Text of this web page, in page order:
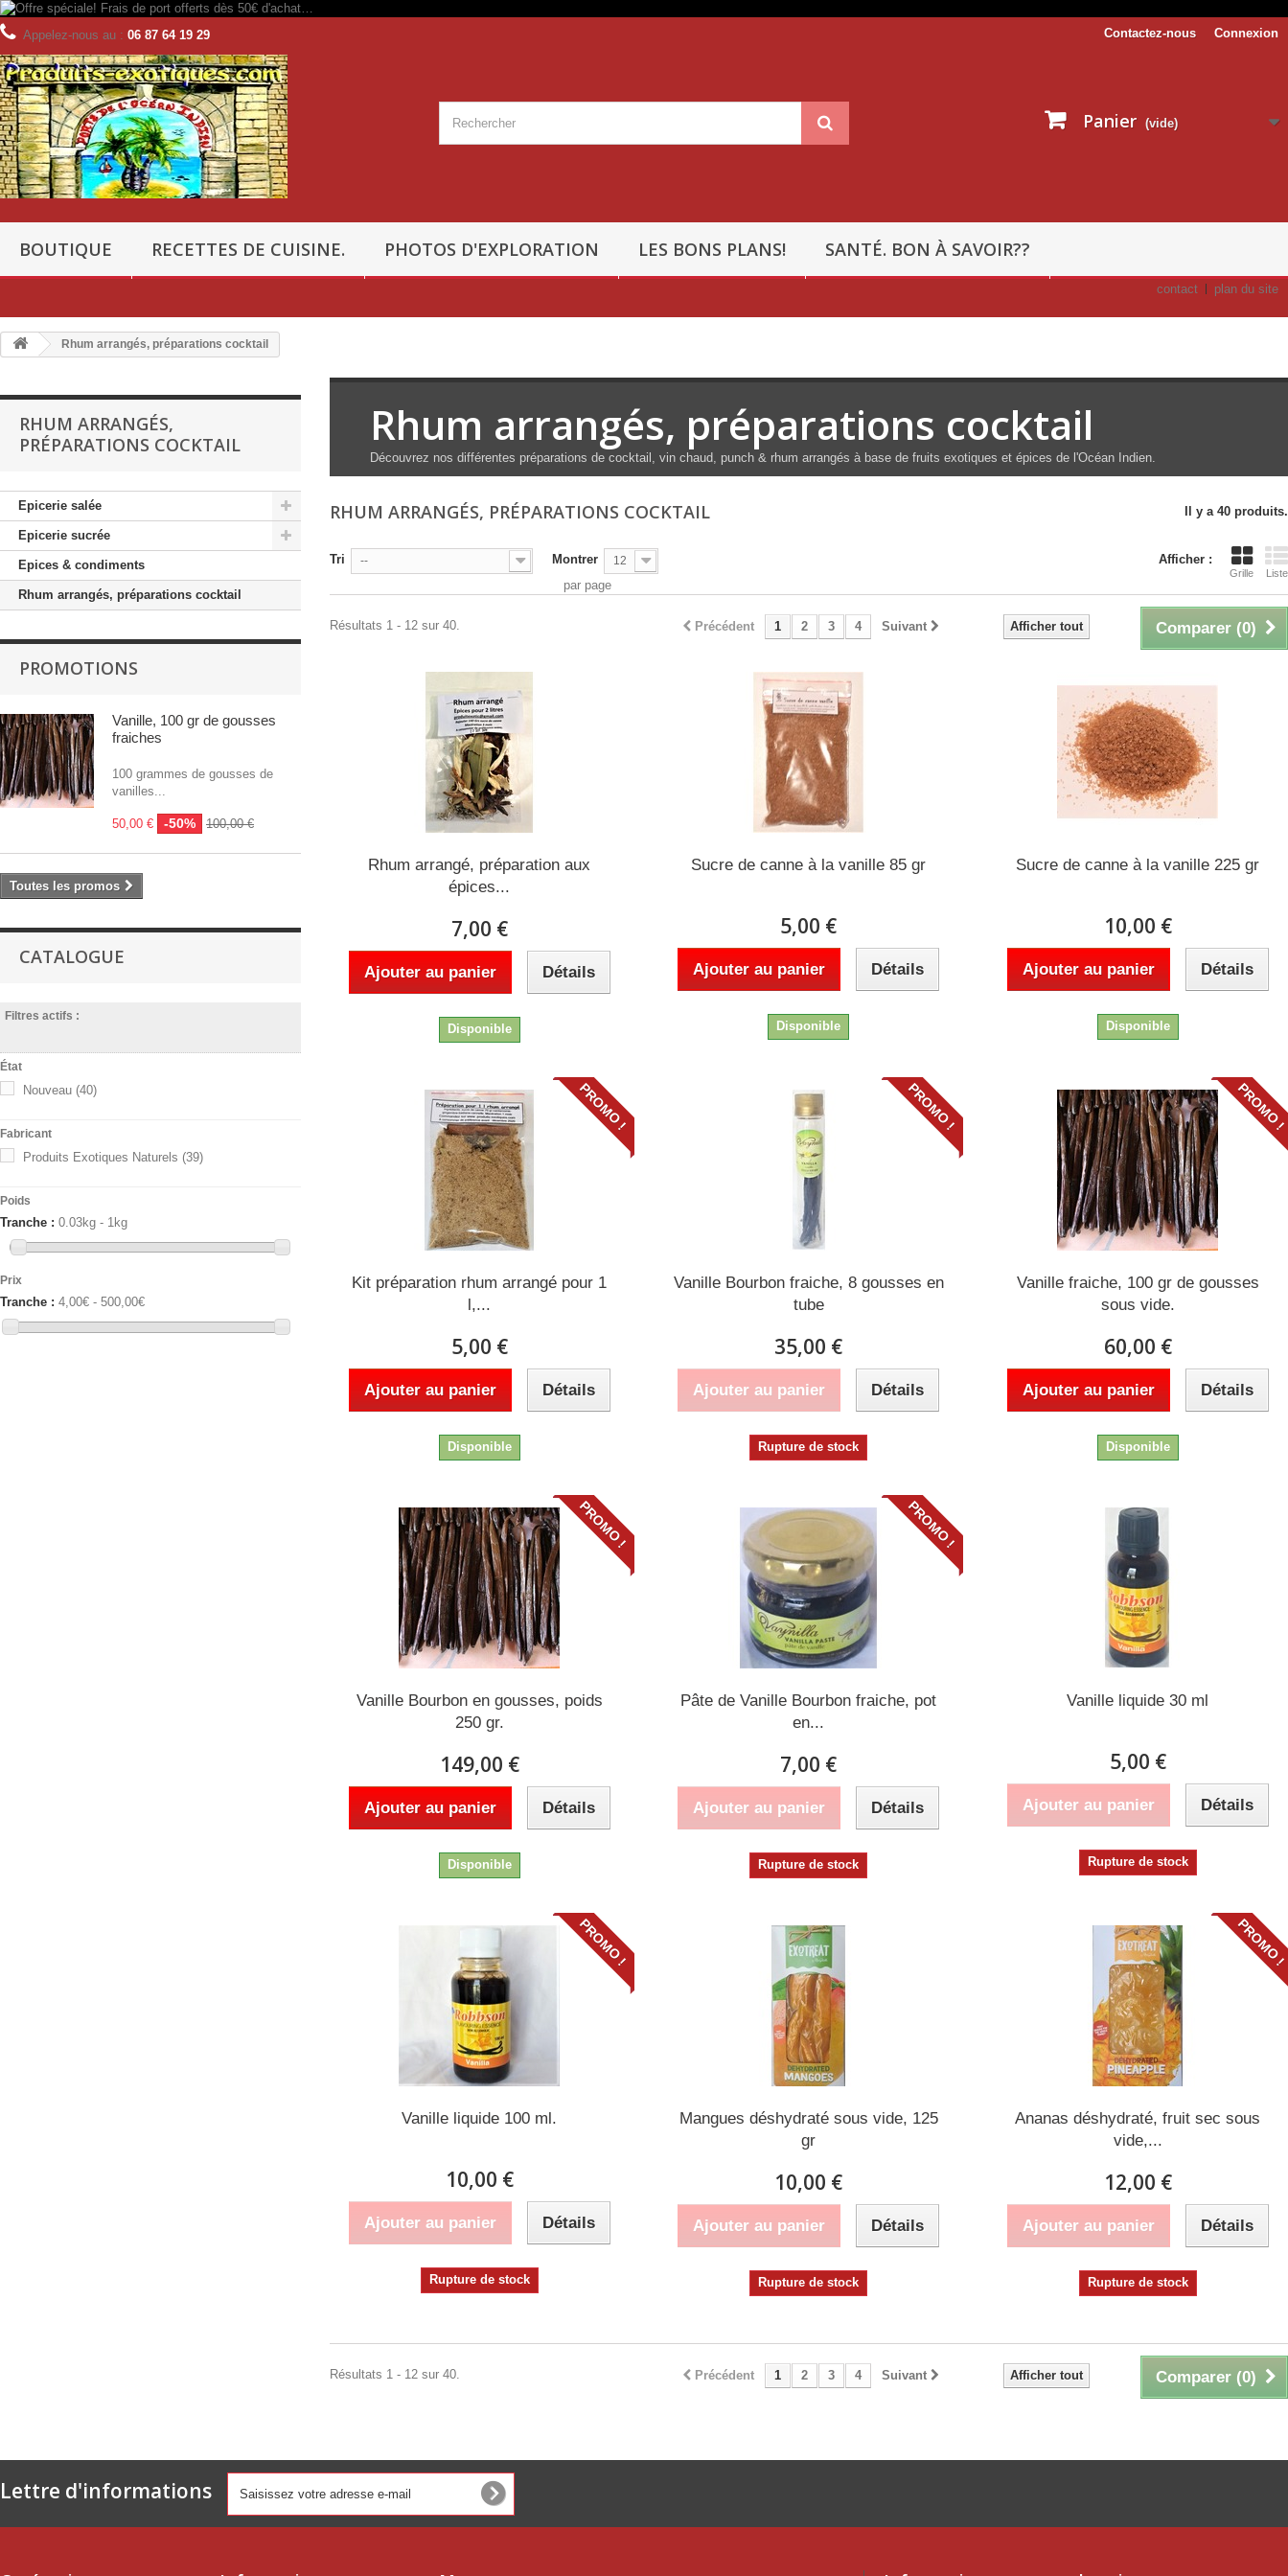
Connexion
Contactez-nous
Appelez-nous au : 06 87 64 19 29
Panier (vide)
BOUTIQUE RECETTES DE CUISINE. PHOTOS D'EXPLORATION LES BONS PLANS! SANTÉ. BON À SAVOIR??
contact plan du site
Rhum arrangés, préparations cocktail
RHUM ARRANGÉS,
PRÉPARATIONS COCKTAIL
Epicerie salée
Epicerie sucrée
Epices & condiments
Rhum arrangés, préparations cocktail
PROMOTIONS
Vanille, 100 gr de gousses
fraiches
100 grammes de gousses de
vanilles...
50,00 € -50% 100,00 €
Toutes les promos
CATALOGUE
Filtres actifs :
État
Nouveau (40)
Fabricant
Produits Exotiques Naturels (39)
Poids
Tranche : 0.03kg - 1kg
Prix
Tranche : 4,00€ - 500,00€
Rhum arrangés, préparations cocktail
Découvrez nos différentes préparations de cocktail, vin chaud, punch & rhum arrangés à base de fruits exotiques et épices de l'Océan Indien.
RHUM ARRANGÉS, PRÉPARATIONS COCKTAIL Il y a 40 produits.
Afficher :
Grille Liste
Tri -- Montrer 12
par page
Comparer (0)
Afficher tout
Précédent 1 2 3 4 Suivant
Résultats 1 - 12 sur 40.
Rhum arrangé, préparation aux
épices...
7,00 €
Ajouter au panier Détails
Disponible
Sucre de canne à la vanille 85 gr
5,00 €
Ajouter au panier Détails
Disponible
Sucre de canne à la vanille 225 gr
10,00 €
Ajouter au panier Détails
Disponible
PROMO !
Kit préparation rhum arrangé pour 1
l,...
5,00 €
Ajouter au panier Détails
Disponible
PROMO !
Vanille Bourbon fraiche, 8 gousses en
tube
35,00 €
Ajouter au panier Détails
Rupture de stock
PROMO !
Vanille fraiche, 100 gr de gousses
sous vide.
60,00 €
Ajouter au panier Détails
Disponible
PROMO !
Vanille Bourbon en gousses, poids
250 gr.
149,00 €
Ajouter au panier Détails
Disponible
PROMO !
Pâte de Vanille Bourbon fraiche, pot
en...
7,00 €
Ajouter au panier Détails
Rupture de stock
Vanille liquide 30 ml
5,00 €
Ajouter au panier Détails
Rupture de stock
PROMO !
Vanille liquide 100 ml.
10,00 €
Ajouter au panier Détails
Rupture de stock
Mangues déshydraté sous vide, 125
gr
10,00 €
Ajouter au panier Détails
Rupture de stock
PROMO !
Ananas déshydraté, fruit sec sous
vide,...
12,00 €
Ajouter au panier Détails
Rupture de stock
Comparer (0)
Afficher tout
Précédent 1 2 3 4 Suivant
Résultats 1 - 12 sur 40.
Lettre d'informations